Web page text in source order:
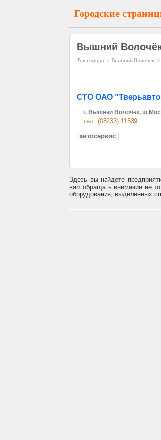
Городские
Вышний
Все города » Вышний Волочёк »
СТО ОАО
г. Вышний Волочёк,
тел: (08233) 11539
автосервис
Здесь вы найдете
вам обращать внимание не
оборудования, выделенных